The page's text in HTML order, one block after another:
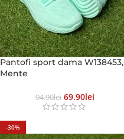
Pantofi sport dama W138453,
Mente
94.90Lei 69.90Lei
-30%